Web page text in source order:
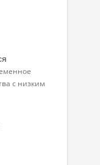
с низким